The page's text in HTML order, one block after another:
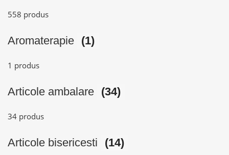
558 produs
Aromaterapie (1)
1 produs
Articole ambalare (34)
34 produs
Articole bisericesti (14)